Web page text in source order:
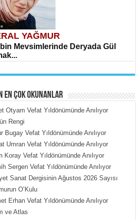
YAĞMUR
Mevsimlerinde Deryada Gül
ÇOBAN
Put Dışardaki Maskeler...
EN ÇOK OKUNANLAR
Otyam Vefat Yıldönümünde Anılıyor
Rengi
Bugay Vefat Yıldönümünde Anılıyor
Umran Vefat Yıldönümünde Anılıyor
Koray Vefat Yıldönümünde Anılıyor
Sergen Vefat Yıldönümünde Anılıyor
Sanat Dergisinin Ağustos 2026 Sayısı
O’Kulu
Erhan Vefat Yıldönümünde Anılıyor
ve Atlas